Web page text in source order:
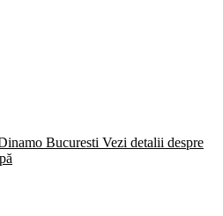
Bucuresti Vezi detalii despre